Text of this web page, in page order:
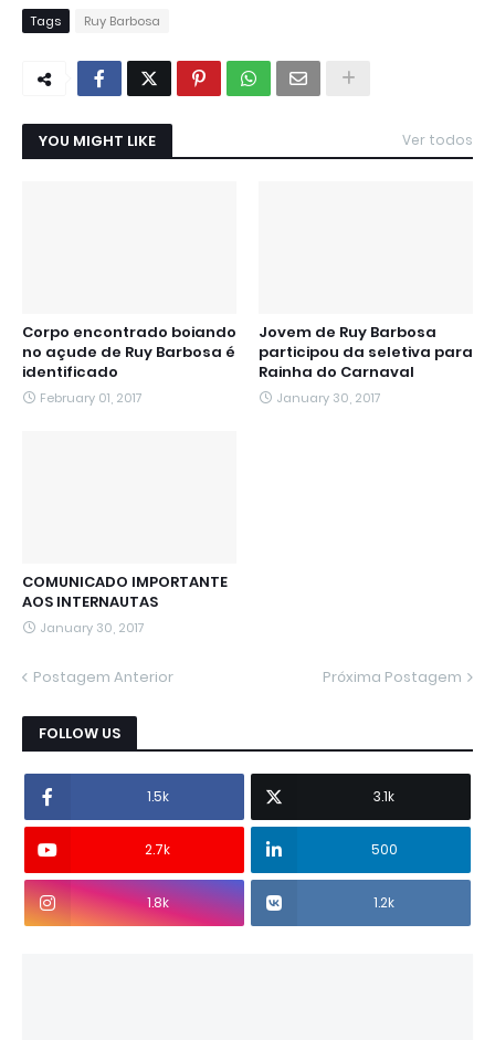
Tags Ruy Barbosa
YOU MIGHT LIKE Ver todos
Corpo encontrado boiando
no açude de Ruy Barbosa é
identificado
February 01, 2017
Jovem de Ruy Barbosa
participou da seletiva para
Rainha do Carnaval
January 30, 2017
COMUNICADO IMPORTANTE
AOS INTERNAUTAS
January 30, 2017
Postagem Anterior Próxima Postagem
FOLLOW US
1.5k 3.1k
2.7k 500
1.8k 1.2k